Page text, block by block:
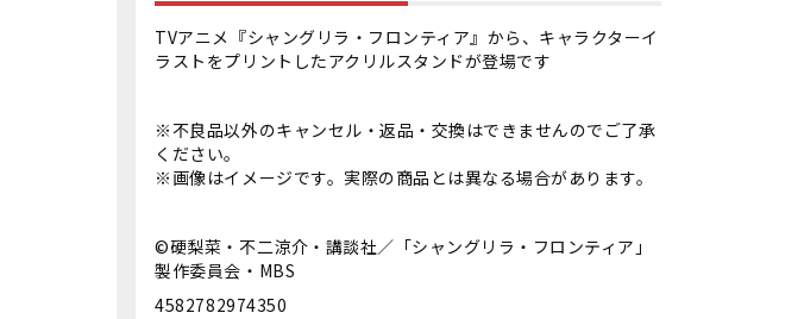
TVアニメ『シャングリラ・フロンティア』から、キャラクターイ
ラストをプリントしたアクリルスタンドが登場です
※不良品以外のキャンセル・返品・交換はできませんのでご了承
ください。
※画像はイメージです。実際の商品とは異なる場合があります。
©硬梨菜・不二涼介・講談社／「シャングリラ・フロンティア」
製作委員会・MBS
4582782974350